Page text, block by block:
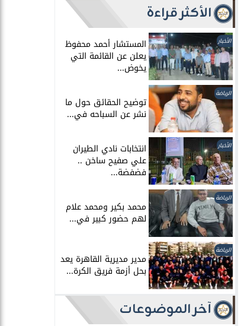
الأكثر قراءة
الأخبار المستشار أحمد محفوظ
يعلن عن القائمة التي
يخوض...
الرياضة
توضيح الحقائق حول ما
نشر عن السباحه في...
الأخبار انتخابات نادي الطيران
علي صفيح ساخن ..
فضفضة...
الرياضة
محمد بكير ومحمد علام
لهم حضور كبير في...
الرياضة
مدير مديرية القاهرة يعد
بحل أزمة فريق الكرة...
آخر الموضوعات